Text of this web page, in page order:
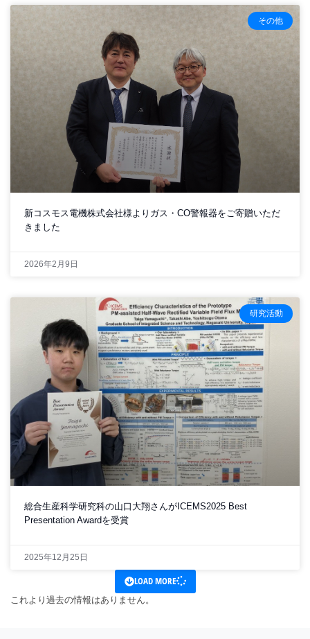
その他
新コスモス電機株式会社様よりガス・CO警報器をご寄贈いただ
きました
2026年2月9日
研究活動
総合生産科学研究科の山口大翔さんがICEMS2025 Best
Presentation Awardを受賞
2025年12月25日
LOAD MORE
これより過去の情報はありません。